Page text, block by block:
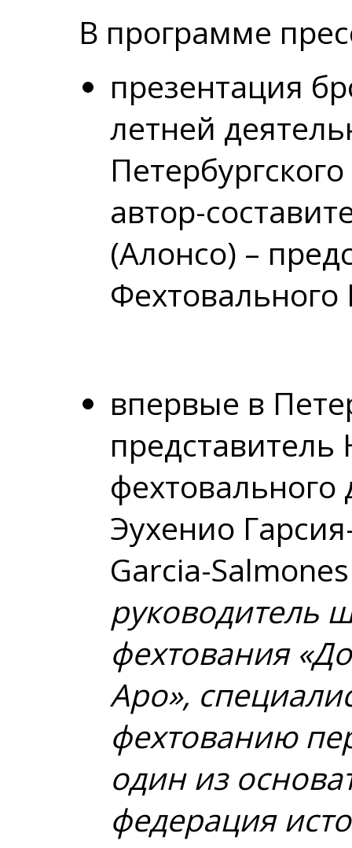
В программе
презентация
летней
автор-
(Алонсо) –
Фехтовального
впервые в
Эухенио
Garcia-
руководитель
фехтования
Аро»,
фехтованию
один из
федерация